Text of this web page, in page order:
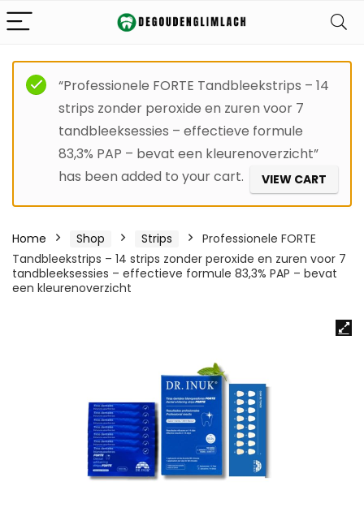
“Professionele FORTE Tandbleekstrips – 14
strips zonder peroxide en zuren voor 7
tandbleeksessies – effectieve formule
83,3% PAP – bevat een kleurenoverzicht”
has been added to your cart.
VIEW CART
Home Shop Strips
Professionele FORTE
Tandbleekstrips – 14 strips zonder peroxide en zuren voor 7
tandbleeksessies – effectieve formule 83,3% PAP – bevat
een kleurenoverzicht